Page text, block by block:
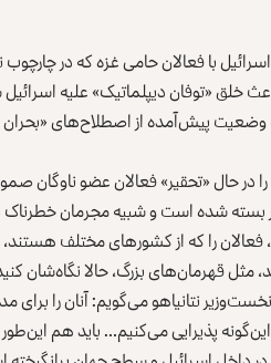
اسرائيل با فعالان حامی غزه که در
خلق «توفان دیپلماتیک» علیه
پیش‌آمده از اصطلاح‌های «بحران
را در حال «تحقیر» فعالان عضو
شده است و شبیه مجرمان خطرناک
را که از کشورهای مختلف
مثل قهرمان‌های بزرگ، حالا نگاه‌شان
نتانیاهو می‌گویم: آنان را
پذیرایی می‌کنیم… باید هم‌